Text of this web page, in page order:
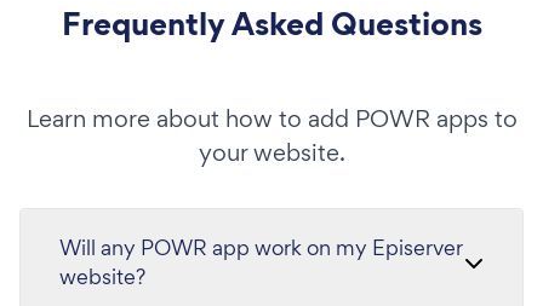
Frequently Asked Questions
Learn more about how to add POWR apps to
your website.
Will any POWR app work on my Episerver
website?